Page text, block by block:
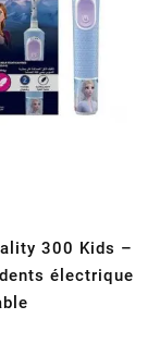
300 Kids –
électrique